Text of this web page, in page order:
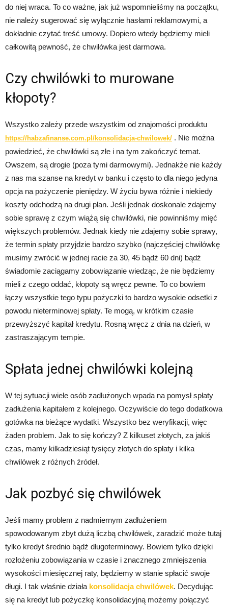
do niej wraca. To co ważne, jak już wspomnieliśmy na początku,
nie należy sugerować się wyłącznie hasłami reklamowymi, a
dokładnie czytać treść umowy. Dopiero wtedy będziemy mieli
całkowitą pewność, że chwilówka jest darmowa.
Czy chwilówki to murowane
kłopoty?
Wszystko zależy przede wszystkim od znajomości produktu
https://habzafinanse.com.pl/konsolidacja-chwilowek/ . Nie można
powiedzieć, że chwilówki są złe i na tym zakończyć temat.
Owszem, są drogie (poza tymi darmowymi). Jednakże nie każdy
z nas ma szanse na kredyt w banku i często to dla niego jedyna
opcja na pożyczenie pieniędzy. W życiu bywa różnie i niekiedy
koszty odchodzą na drugi plan. Jeśli jednak doskonale zdajemy
sobie sprawę z czym wiążą się chwilówki, nie powinniśmy mięć
większych problemów. Jednak kiedy nie zdajemy sobie sprawy,
że termin spłaty przyjdzie bardzo szybko (najczęściej chwilówkę
musimy zwrócić w jednej racie za 30, 45 bądź 60 dni) bądź
świadomie zaciągamy zobowiązanie wiedząc, że nie będziemy
mieli z czego oddać, kłopoty są wręcz pewne. To co bowiem
łączy wszystkie tego typu pożyczki to bardzo wysokie odsetki z
powodu nieterminowej spłaty. Te mogą, w krótkim czasie
przewyższyć kapitał kredytu. Rosną wręcz z dnia na dzień, w
zastraszającym tempie.
Spłata jednej chwilówki kolejną
W tej sytuacji wiele osób zadłużonych wpada na pomysł spłaty
zadłużenia kapitałem z kolejnego. Oczywiście do tego dodatkowa
gotówka na bieżące wydatki. Wszystko bez weryfikacji, więc
żaden problem. Jak to się kończy? Z kilkuset złotych, za jakiś
czas, mamy kilkadziesiąt tysięcy złotych do spłaty i kilka
chwilówek z różnych źródeł.
Jak pozbyć się chwilówek
Jeśli mamy problem z nadmiernym zadłużeniem
spowodowanym zbyt dużą liczbą chwilówek, zaradzić może tutaj
tylko kredyt średnio bądź długoterminowy. Bowiem tylko dzięki
rozłożeniu zobowiązania w czasie i znacznego zmniejszenia
wysokości miesięcznej raty, będziemy w stanie spłacić swoje
długi. I tak właśnie działa konsolidacja chwilówek. Decydując
się na kredyt lub pożyczkę konsolidacyjną możemy połączyć